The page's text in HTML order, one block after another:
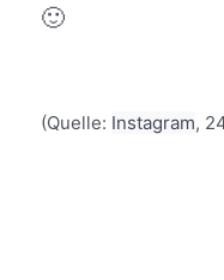
🙂
(Quelle: Instagram,